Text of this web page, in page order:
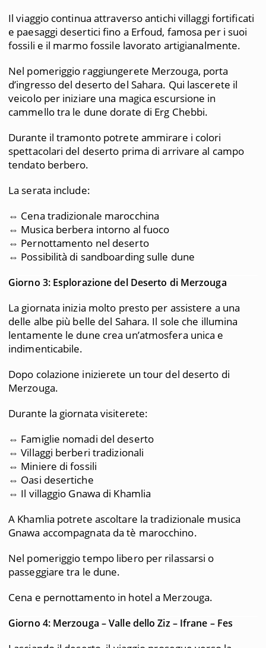
Il viaggio continua attraverso antichi villaggi fortificati
e paesaggi desertici fino a Erfoud, famosa per i suoi
fossili e il marmo fossile lavorato artigianalmente.
Nel pomeriggio raggiungerete Merzouga, porta
d’ingresso del deserto del Sahara. Qui lascerete il
veicolo per iniziare una magica escursione in
cammello tra le dune dorate di Erg Chebbi.
Durante il tramonto potrete ammirare i colori
spettacolari del deserto prima di arrivare al campo
tendato berbero.
La serata include:
⇔ Cena tradizionale marocchina
⇔ Musica berbera intorno al fuoco
⇔ Pernottamento nel deserto
⇔ Possibilità di sandboarding sulle dune
Giorno 3: Esplorazione del Deserto di Merzouga
La giornata inizia molto presto per assistere a una
delle albe più belle del Sahara. Il sole che illumina
lentamente le dune crea un’atmosfera unica e
indimenticabile.
Dopo colazione inizierete un tour del deserto di
Merzouga.
Durante la giornata visiterete:
⇔ Famiglie nomadi del deserto
⇔ Villaggi berberi tradizionali
⇔ Miniere di fossili
⇔ Oasi desertiche
⇔ Il villaggio Gnawa di Khamlia
A Khamlia potrete ascoltare la tradizionale musica
Gnawa accompagnata da tè marocchino.
Nel pomeriggio tempo libero per rilassarsi o
passeggiare tra le dune.
Cena e pernottamento in hotel a Merzouga.
Giorno 4: Merzouga – Valle dello Ziz – Ifrane – Fes